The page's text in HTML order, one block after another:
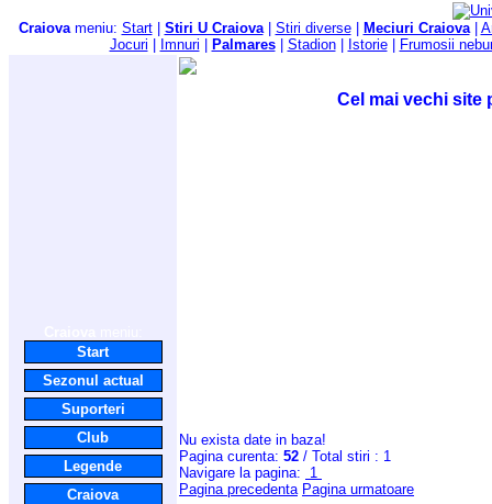
Craiovameniu: Start| Stiri U Craiova| Stiri diverse| Meciuri Craiova|
Jocuri
Imnuri Palmares| Stadion| Istorie| Frumosii
Start
Sezonul actual
Suporteri
Club
Legende
Craiova
Cel mai vechi site
Nu exista date in baza!
Pagina curenta: 52 / Total stiri : 1
Navigare la pagina:
1
Pagina precedenta Pagina urmatoare